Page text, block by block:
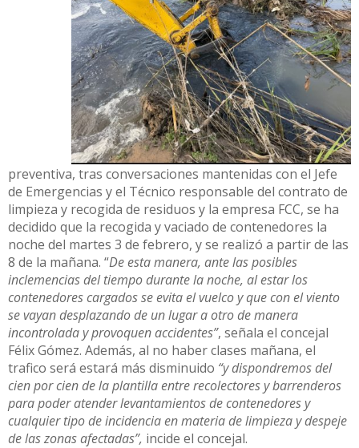
preventiva, tras conversaciones mantenidas con el Jefe
de Emergencias y el Técnico responsable del contrato de
limpieza y recogida de residuos y la empresa FCC, se ha
decidido que la recogida y vaciado de contenedores la
noche del martes 3 de febrero, y se realizó a partir de las
8 de la mañana. “De esta manera, ante las posibles
inclemencias del tiempo durante la noche, al estar los
contenedores cargados se evita el vuelco y que con el viento
se vayan desplazando de un lugar a otro de manera
incontrolada y provoquen accidentes”, señala el concejal
Félix Gómez. Además, al no haber clases mañana, el
trafico será estará más disminuido “y dispondremos del
cien por cien de la plantilla entre recolectores y barrenderos
para poder atender levantamientos de contenedores y
cualquier tipo de incidencia en materia de limpieza y despeje
de las zonas afectadas”, incide el concejal.